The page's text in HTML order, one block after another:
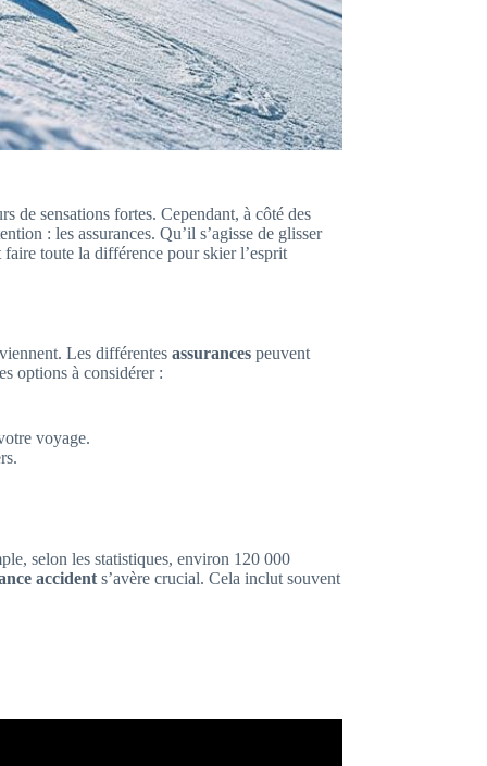
de sensations fortes. Cependant, à côté des
: les assurances. Qu’il s’agisse de glisser
toute la différence pour skier l’esprit
Les différentes assurances peuvent
options à considérer :
voyage.
selon les statistiques, environ 120 000
accident s’avère crucial. Cela inclut souvent